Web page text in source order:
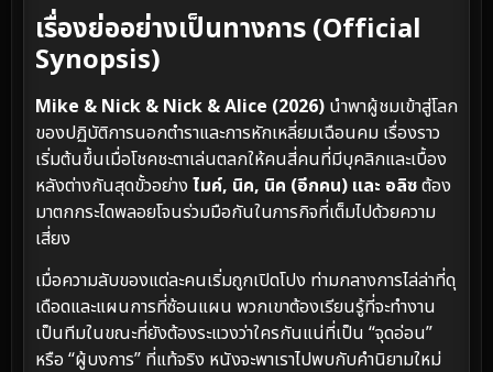
เรื่องย่ออย่างเป็นทางการ (Official
Synopsis)
Mike & Nick & Nick & Alice (2026) นำพาผู้ชมเข้าสู่โลก
ของปฏิบัติการนอกตำราและการหักเหลี่ยมเฉือนคม เรื่องราว
เริ่มต้นขึ้นเมื่อโชคชะตาเล่นตลกให้คนสี่คนที่มีบุคลิกและเบื้อง
หลังต่างกันสุดขั้วอย่าง ไมค์, นิค, นิค (อีกคน) และ อลิซต้อง
มาตกกระไดพลอยโจนร่วมมือกันในภารกิจที่เต็มไปด้วยความ
เสี่ยง
เมื่อความลับของแต่ละคนเริ่มถูกเปิดโปง ท่ามกลางการไล่ล่าที่ดุ
เดือดและแผนการที่ซ้อนแผน พวกเขาต้องเรียนรู้ที่จะทำงาน
เป็นทีมในขณะที่ยังต้องระแวงว่าใครกันแน่ที่เป็น “จุดอ่อน”
หรือ “ผู้บงการ” ที่แท้จริง หนังจะพาเราไปพบกับคำนิยามใหม่